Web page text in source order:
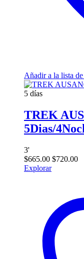
Añadir a la lista de
5 días
TREK
5Dias/
3'
$665.00 $720.00
Explorar